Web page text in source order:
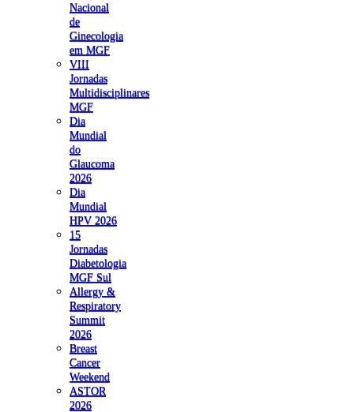
Nacional
de
Ginecologia
em MGF
VIII
Jornadas
Multidisciplinares
MGF
Dia
Mundial
do
Glaucoma
2026
Dia
Mundial
HPV 2026
15
Jornadas
Diabetologia
MGF Sul
Allergy &
Respiratory
Summit
2026
Breast
Cancer
Weekend
ASTOR
2026